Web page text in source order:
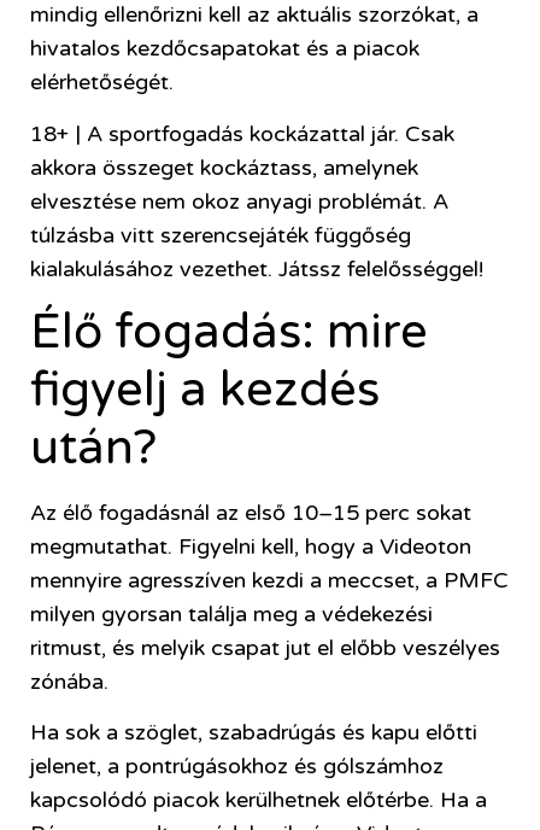
mindig ellenőrizni kell az aktuális szorzókat, a
hivatalos kezdőcsapatokat és a piacok
elérhetőségét.
18+ | A sportfogadás kockázattal jár. Csak
akkora összeget kockáztass, amelynek
elvesztése nem okoz anyagi problémát. A
túlzásba vitt szerencsejáték függőség
kialakulásához vezethet. Játssz felelősséggel!
Élő fogadás: mire
figyelj a kezdés
után?
Az élő fogadásnál az első 10–15 perc sokat
megmutathat. Figyelni kell, hogy a Videoton
mennyire agresszíven kezdi a meccset, a PMFC
milyen gyorsan találja meg a védekezési
ritmust, és melyik csapat jut el előbb veszélyes
zónába.
Ha sok a szöglet, szabadrúgás és kapu előtti
jelenet, a pontrúgásokhoz és gólszámhoz
kapcsolódó piacok kerülhetnek előtérbe. Ha a